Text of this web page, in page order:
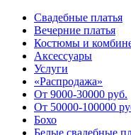
Свадебные платья
Вечерние платья
Костюмы и
Аксессуары
Услуги
«Распродажа»
От 9000-30000 руб.
От 50000-100000
Бохо
Белые свадебные